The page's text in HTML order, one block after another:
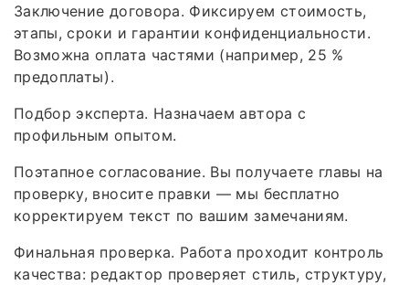
Заключение договора. Фиксируем стоимость,
этапы, сроки и гарантии конфиденциальности.
Возможна оплата частями (например, 25 %
предоплаты).
Подбор эксперта. Назначаем автора с
профильным опытом.
Поэтапное согласование. Вы получаете главы на
проверку, вносите правки — мы бесплатно
корректируем текст по вашим замечаниям.
Финальная проверка. Работа проходит контроль
качества: редактор проверяет стиль, структуру,